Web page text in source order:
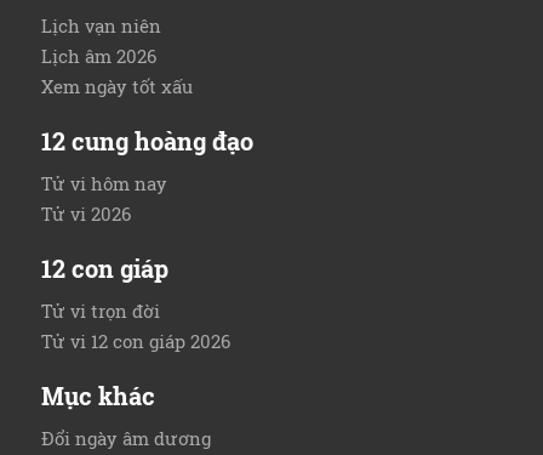
Lịch vạn niên
Lịch âm 2026
Xem ngày tốt xấu
12 cung hoàng đạo
Tử vi hôm nay
Tử vi 2026
12 con giáp
Tử vi trọn đời
Tử vi 12 con giáp 2026
Mục khác
Đổi ngày âm dương